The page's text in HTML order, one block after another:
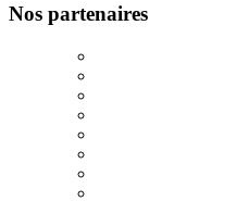
Nos partenaires